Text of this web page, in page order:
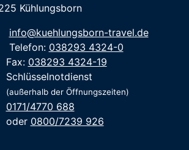
Kühlungsborn
info@kuehlungsborn-travel.de
Telefon: 038293 4324-0
Fax: 038293 4324-19
Schlüsselnotdienst
(außerhalb der Öffnungszeiten)
0171/4770 688
oder 0800/7239 926